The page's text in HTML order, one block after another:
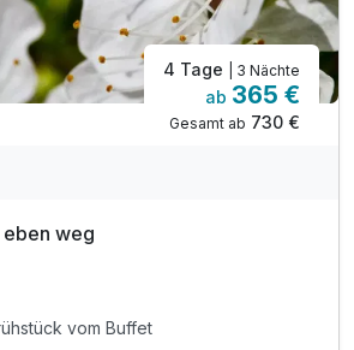
4 Tage | 3 Nächte
ab 365 €
Gesamt ab 730 €
weg
vom Buffet